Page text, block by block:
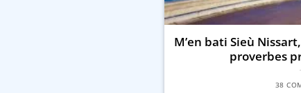
M’en bati Sieù
proverbes
38